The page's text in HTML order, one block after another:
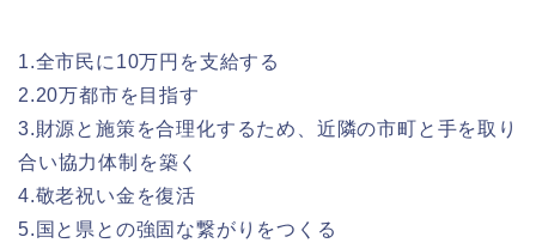
1.全市民に10万円を支給する
2.20万都市を目指す
3.財源と施策を合理化するため、近隣の市町と手を取り
合い協力体制を築く
4.敬老祝い金を復活
5.国と県との強固な繋がりをつくる